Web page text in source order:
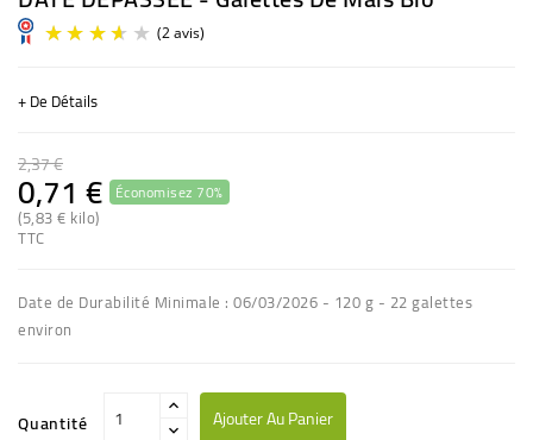
(2 avis)
+ De Détails
2,37 €
0,71 € Économisez 70%
(5,83 € kilo)
TTC
Date de Durabilité Minimale : 06/03/2026 - 120 g - 22 galettes
environ
Quantité Ajouter Au Panier